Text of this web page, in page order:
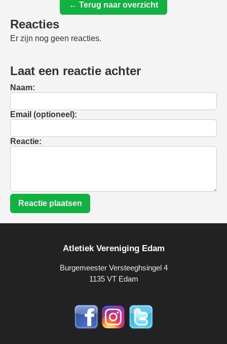
← Terug naar overzicht
Reacties
Er zijn nog geen reacties.
Laat een reactie achter
Naam:
Email (optioneel):
Reactie:
Reactie plaatsen
Atletiek Vereniging Edam
Burgemeester Versteeghsingel 4
1135 VT Edam